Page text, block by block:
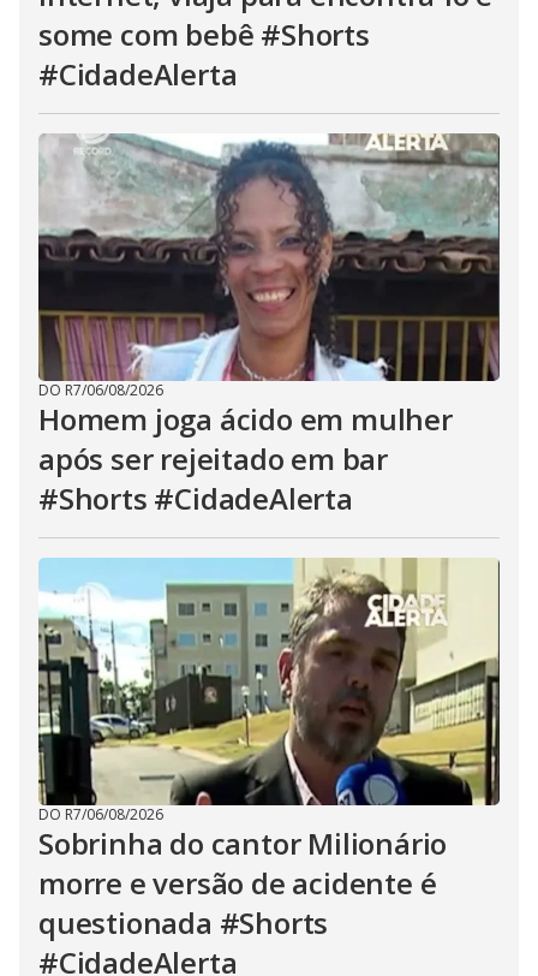
some com bebê #Shorts
#CidadeAlerta
DO R7/06/08/2026
Homem joga ácido em mulher
após ser rejeitado em bar
#Shorts #CidadeAlerta
DO R7/06/08/2026
Sobrinha do cantor Milionário
morre e versão de acidente é
questionada #Shorts
#CidadeAlerta